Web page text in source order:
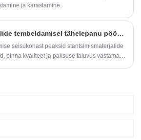
ja karastamine.
Millele tuleks detailide tembeldamisel tähelepanu pöörata?
seisukohast peaksid stantsimismaterjalide
pinna kvaliteet ja paksuse taluvus vastama